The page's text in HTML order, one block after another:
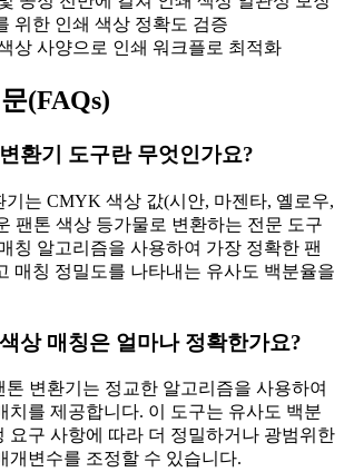
위한 인쇄 색상 정확도 검증
상 사양으로 인쇄 워크플로 최적화
(FAQs)
환기 도구란 무엇인가요?
는 CMYK 색상 값(시안, 마젠타, 옐로우,
팬톤 색상 등가물로 변환하는 전문 도구
칭 알고리즘을 사용하여 가장 정확한 팬
매칭 정밀도를 나타내는 유사도 백분율을
상 매칭은 얼마나 정확한가요?
변환기는 정교한 알고리즘을 사용하여
치를 제공합니다. 이 도구는 유사도 백분
요구 사항에 따라 더 정밀하거나 광범위한
개변수를 조정할 수 있습니다.